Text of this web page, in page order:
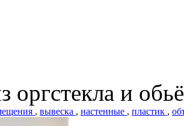
оргстекла и
, вывеска , настенные , пластик ,